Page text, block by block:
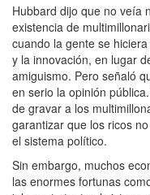
Hubbard dijo que no veía
existencia de
cuando la gente se
y la innovación, en lugar
amiguismo. Pero señaló
en serio la opinión
de gravar a los
garantizar que los ricos
el sistema político.
Sin embargo, muchos
las enormes fortunas